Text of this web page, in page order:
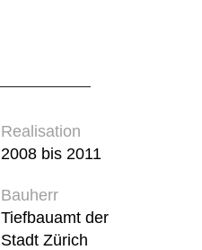
Realisation
2008 bis 2011
Bauherr
Tiefbauamt der
Stadt Zürich